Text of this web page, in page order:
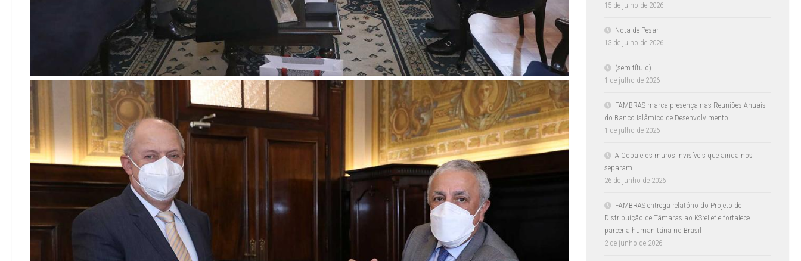
15 de julho de 2026
Nota de Pesar
13 de julho de 2026
(sem título)
1 de julho de 2026
FAMBRAS marca presença nas Reuniões Anuais
do Banco Islâmico de Desenvolvimento
1 de julho de 2026
A Copa e os muros invisíveis que ainda nos
separam
26 de junho de 2026
FAMBRAS entrega relatório do Projeto de
Distribuição de Tâmaras ao KSrelief e fortalece
parceria humanitária no Brasil
2 de junho de 2026